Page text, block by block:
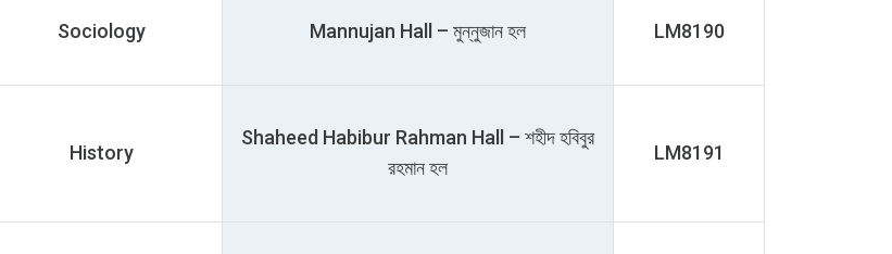
Sociology Mannujan Hall – মুন্নুজান হল LM8190
History
Shaheed Habibur Rahman Hall – শহীদ হবিবুর
রহমান হল
LM8191